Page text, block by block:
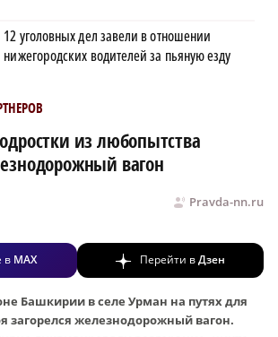
12 уголовных дел завели в отношении
нижегородских водителей за пьяную езду
из любопытства
вагон
Pravda-nn.ru
в MAX Перейти вДзен
Башкирии в селе Урман на путях для
загорелся железнодорожный вагон.